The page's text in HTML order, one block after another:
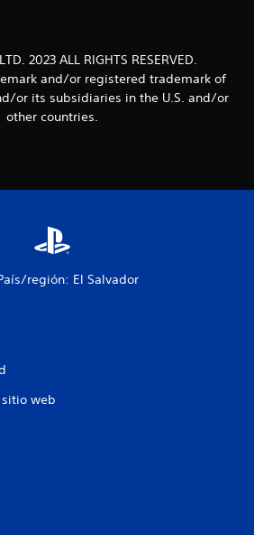
2023 ALL RIGHTS RESERVED.
and/or registered trademark of
or its subsidiaries in the U.S. and/or
other countries.
región: El Salvador
web